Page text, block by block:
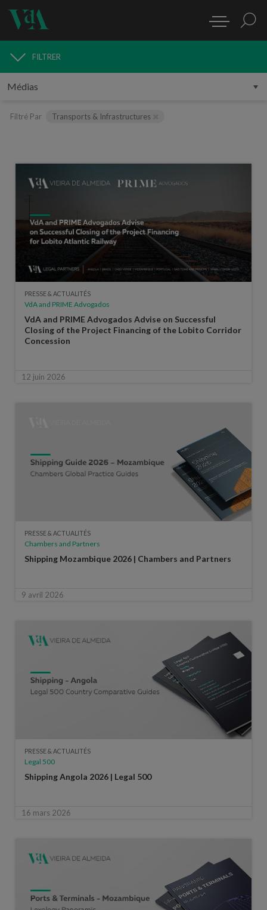
MÉDIAS
FILTRER
Filtré Par Transports & Infrastructures
PRESSE & ACTUALITÉS
VdA and PRIME Advogados
VdA and PRIME Advogados Advise on Successful
Closing of the Project Financing of the Lobito Corridor
Concession
12 juin 2026
PRESSE & ACTUALITÉS
Chambers and Partners
Shipping Mozambique 2026 | Chambers and Partners
9 avril 2026
PRESSE & ACTUALITÉS
Legal 500
Shipping Angola 2026 | Legal 500
16 mars 2026